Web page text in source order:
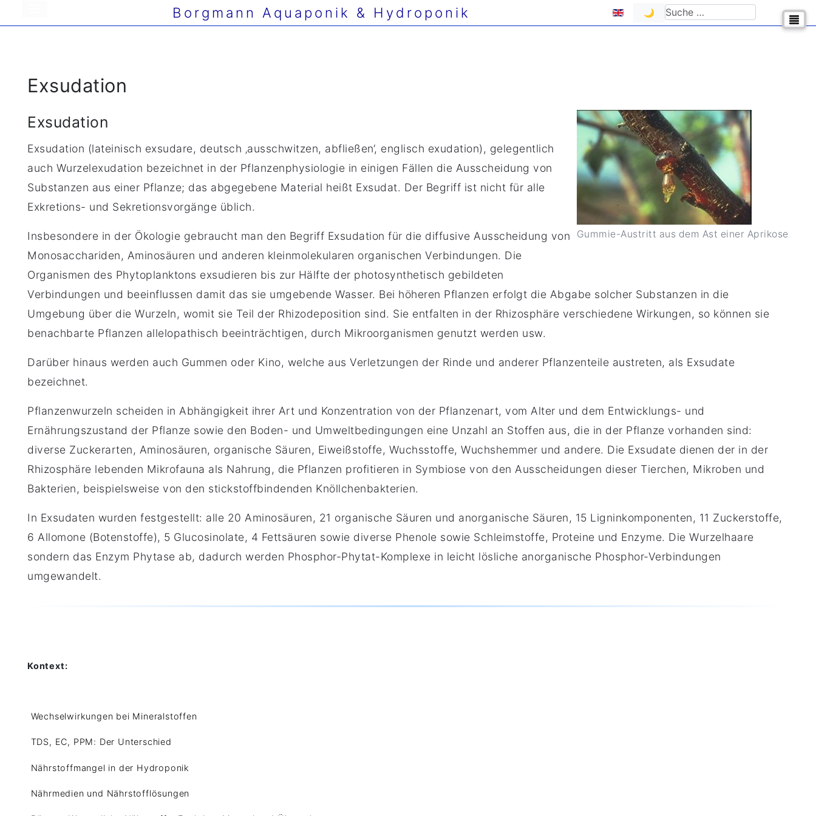
Borgmann Aquaponik & Hydroponik Sprache auswählen
🌙 Suchen
Exsudation
Gummie-Austritt aus dem Ast einer Aprikose
Exsudation
Exsudation (lateinisch exsudare, deutsch ‚ausschwitzen, abfließen‘, englisch exudation), gelegentlich
auch Wurzelexudation bezeichnet in der Pflanzenphysiologie in einigen Fällen die Ausscheidung von
Substanzen aus einer Pflanze; das abgegebene Material heißt Exsudat. Der Begriff ist nicht für alle
Exkretions- und Sekretionsvorgänge üblich.
Insbesondere in der Ökologie gebraucht man den Begriff Exsudation für die diffusive Ausscheidung von
Monosacchariden, Aminosäuren und anderen kleinmolekularen organischen Verbindungen. Die
Organismen des Phytoplanktons exsudieren bis zur Hälfte der photosynthetisch gebildeten
Verbindungen und beeinflussen damit das sie umgebende Wasser. Bei höheren Pflanzen erfolgt die Abgabe solcher Substanzen in die
Umgebung über die Wurzeln, womit sie Teil der Rhizodeposition sind. Sie entfalten in der Rhizosphäre verschiedene Wirkungen, so können sie
benachbarte Pflanzen allelopathisch beeinträchtigen, durch Mikroorganismen genutzt werden usw.
Darüber hinaus werden auch Gummen oder Kino, welche aus Verletzungen der Rinde und anderer Pflanzenteile austreten, als Exsudate
bezeichnet.
Pflanzenwurzeln scheiden in Abhängigkeit ihrer Art und Konzentration von der Pflanzenart, vom Alter und dem Entwicklungs- und
Ernährungszustand der Pflanze sowie den Boden- und Umweltbedingungen eine Unzahl an Stoffen aus, die in der Pflanze vorhanden sind:
diverse Zuckerarten, Aminosäuren, organische Säuren, Eiweißstoffe, Wuchsstoffe, Wuchshemmer und andere. Die Exsudate dienen der in der
Rhizosphäre lebenden Mikrofauna als Nahrung, die Pflanzen profitieren in Symbiose von den Ausscheidungen dieser Tierchen, Mikroben und
Bakterien, beispielsweise von den stickstoffbindenden Knöllchenbakterien.
In Exsudaten wurden festgestellt: alle 20 Aminosäuren, 21 organische Säuren und anorganische Säuren, 15 Lignin­komponenten, 11 Zuckerstoffe,
6 Allomone (Botenstoffe), 5 Glucosinolate, 4 Fettsäuren sowie diverse Phenole sowie Schleimstoffe, Proteine und Enzyme. Die Wurzelhaare
sondern das Enzym Phytase ab, dadurch werden Phosphor-Phytat-Komplexe in leicht lösliche anorganische Phosphor-Verbindungen
umgewandelt.
Kontext:
Wechselwirkungen bei Mineralstoffen
TDS, EC, PPM: Der Unterschied
Nährstoffmangel in der Hydroponik
Nährmedien und Nährstofflösungen